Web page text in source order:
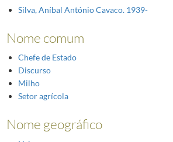
Silva, Aníbal António Cavaco. 1939-
Nome comum
Chefe de Estado
Discurso
Milho
Setor agrícola
Nome geográfico